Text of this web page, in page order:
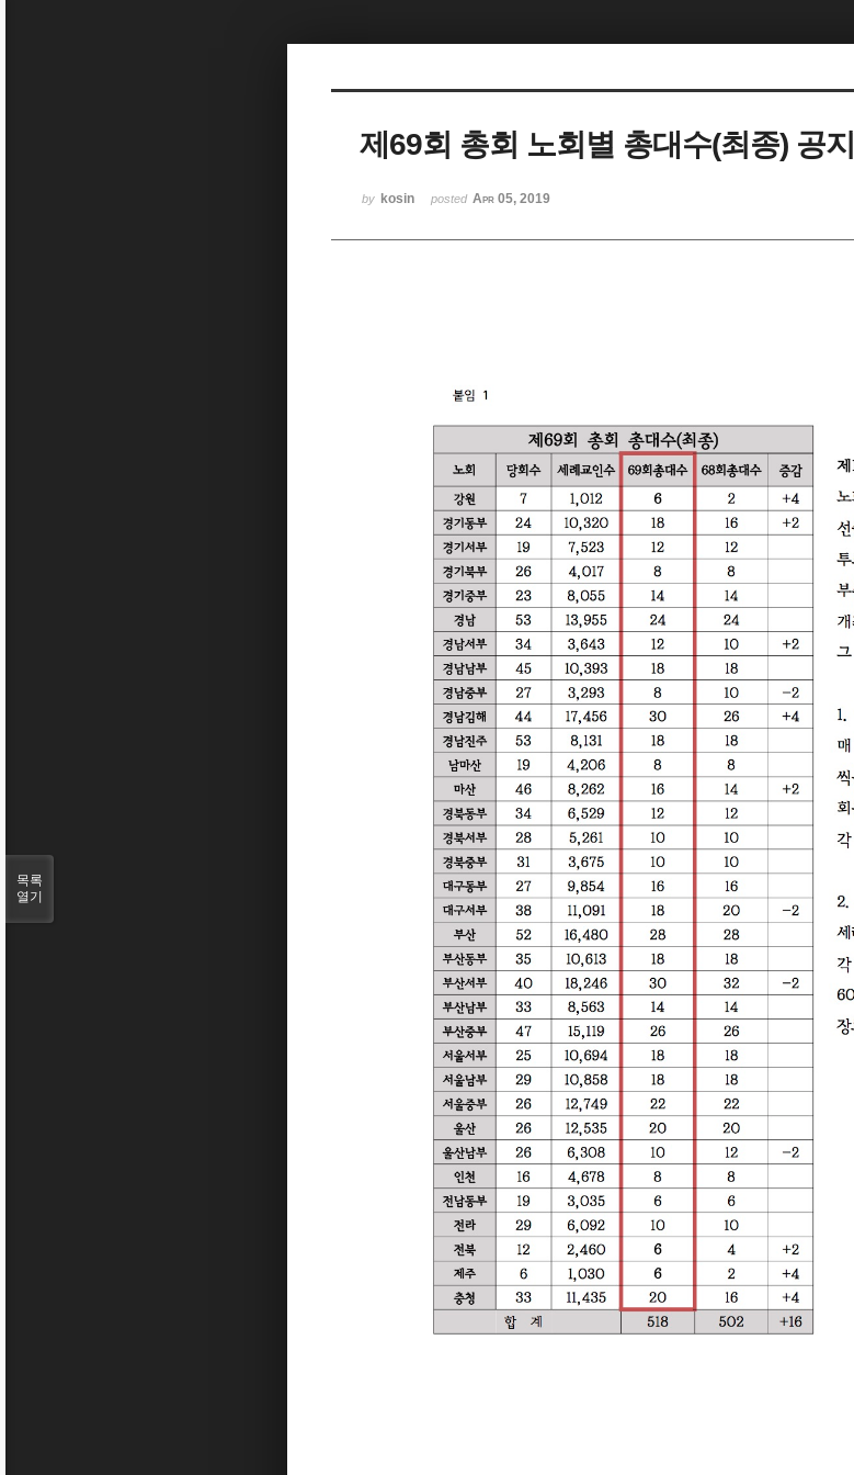
제69회 총회 노회별 총대수(최종) 공지
by kosin posted Apr 05, 2019
목록
열기
Sketchbook5, 스케치북5
Sketchbook5, 스케치북5